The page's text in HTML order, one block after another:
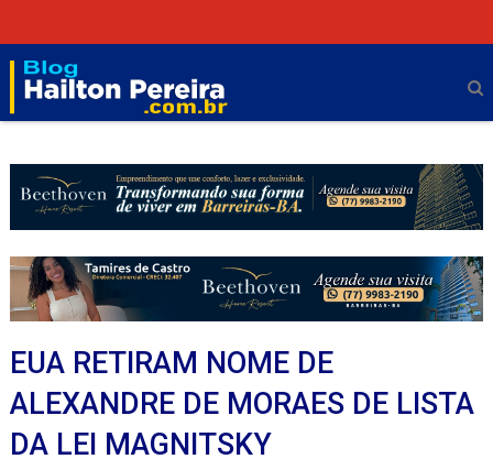
EUA RETIRAM NOME DE
ALEXANDRE DE MORAES DE LISTA
DA LEI MAGNITSKY